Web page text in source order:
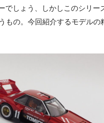
でしょう、しかしこのシリー
もの。今回紹介するモデルの